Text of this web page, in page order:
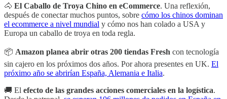
🐴 El Caballo de Troya Chino en eCommerce. Una reflexión,
después de conectar muchos puntos, sobre cómo los chinos dominan
el ecommerce a nivel mundial y cómo nos han colado a USA y
Europa un caballo de troya en toda regla.
📦 Amazon planea abrir otras 200 tiendas Fresh con tecnología
sin cajero en los próximos dos años. Por ahora presentes en UK. El
próximo año se abrirían España, Alemania e Italia.
🚚 El efecto de las grandes acciones comerciales en la logística.